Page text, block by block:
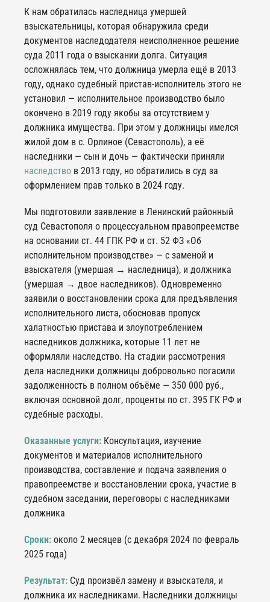
К нам обратилась наследница умершей
взыскательницы, которая обнаружила среди
документов наследодателя неисполненное решение
суда 2011 года о взыскании долга. Ситуация
осложнялась тем, что должница умерла ещё в 2013
году, однако судебный пристав-исполнитель этого не
установил — исполнительное производство было
окончено в 2019 году якобы за отсутствием у
должника имущества. При этом у должницы имелся
жилой дом в с. Орлиное (Севастополь), а её
наследники — сын и дочь — фактически приняли
наследствов 2013 году, но обратились в суд за
оформлением прав только в 2024 году.
Мы подготовили заявление в Ленинский районный
суд Севастополя о процессуальном правопреемстве
на основании ст. 44 ГПК РФ и ст. 52 ФЗ «Об
исполнительном производстве» — с заменой и
взыскателя (умершая → наследница), и должника
(умершая → двое наследников). Одновременно
заявили о восстановлении срока для предъявления
исполнительного листа, обосновав пропуск
халатностью пристава и злоупотреблением
наследников должника, которые 11 лет не
оформляли наследство. На стадии рассмотрения
дела наследники должницы добровольно погасили
задолженность в полном объёме — 350 000 руб.,
включая основной долг, проценты по ст. 395 ГК РФ и
судебные расходы.
Оказанные услуги:Консультация, изучение
документов и материалов исполнительного
производства, составление и подача заявления о
правопреемстве и восстановлении срока, участие в
судебном заседании, переговоры с наследниками
должника
Сроки:около 2 месяцев (с декабря 2024 по февраль
2025 года)
Результат:Суд произвёл замену и взыскателя, и
должника их наследниками. Наследники должницы